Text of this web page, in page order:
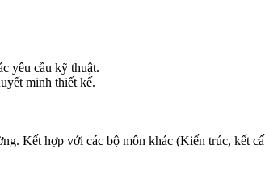
yêu cầu kỹ thuật.
minh thiết kế.
Kết hợp với các bộ môn khác (Kiến trúc,